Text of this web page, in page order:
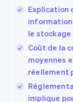
Explication
le
Coût de la
moyennes
réellement
implique
Estonie
English
États-Unis
EnglishEspañol
Finlande
France
Français
Gibraltar
English